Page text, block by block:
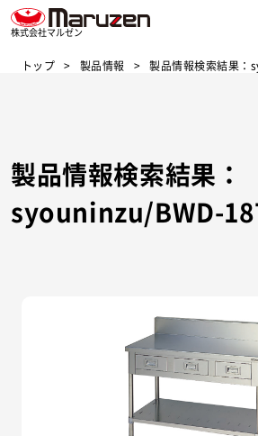
株式会社マルゼン
トップ 製品情報 製品情報検索結果
製品情報検索結果：
syouninzu/BWD-